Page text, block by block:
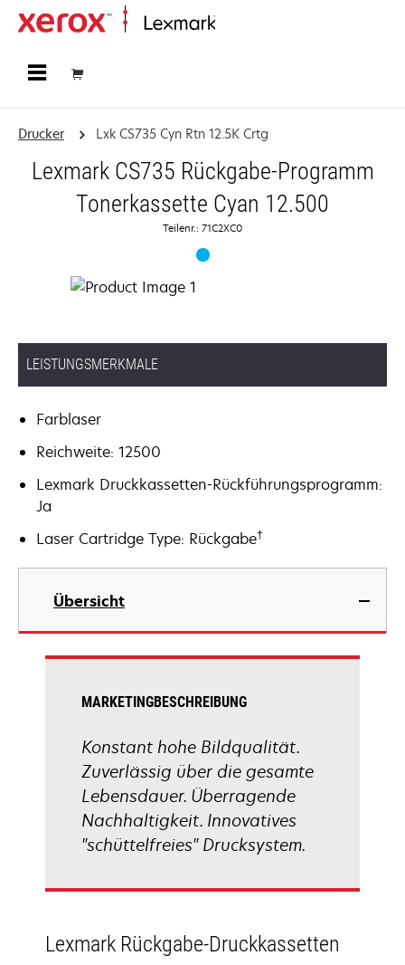
Drucker Lxk CS735 Cyn Rtn 12.5K Crtg
Lexmark CS735 Rückgabe-Programm
Tonerkassette Cyan 12.500
Teilenr.: 71C2XC0
LEISTUNGSMERKMALE
Farblaser
Reichweite: 12500
Lexmark Druckkassetten-Rückführungsprogramm:
Ja
Laser Cartridge Type: Rückgabe†
Übersicht
MARKETINGBESCHREIBUNG
Konstant hohe Bildqualität.
Zuverlässig über die gesamte
Lebensdauer. Überragende
Nachhaltigkeit. Innovatives
"schüttelfreies" Drucksystem.
Lexmark Rückgabe-Druckkassetten